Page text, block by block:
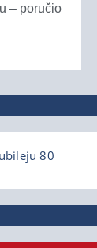
– poručio
80